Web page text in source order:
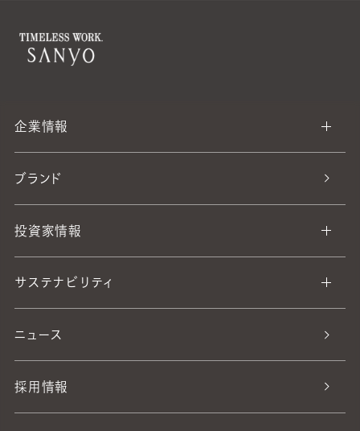
企業情報
ブランド
投資家情報
サステナビリティ
ニュース
採用情報